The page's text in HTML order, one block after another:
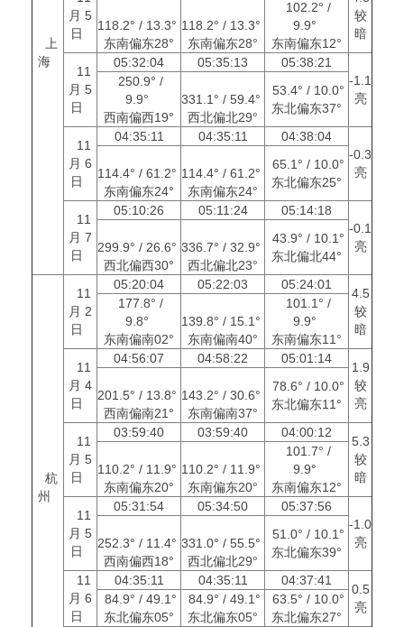
上
海
月 5
日
较
暗
118.2° / 13.3°
东南偏东28°
118.2° / 13.3°
东南偏东28°
102.2° /
9.9°
东南偏东12°
11
月 5
日
05:32:04 05:35:13
05:38:21
-1.1
亮
250.9° /
9.9°
西南偏西19°
331.1° / 59.4°
西北偏北29°
53.4° / 10.0°
东北偏东37°
11
月 6
日
04:35:11 04:35:11
04:38:04
-0.3
亮
114.4° / 61.2°
东南偏东24°
114.4° / 61.2°
东南偏东24°
65.1° / 10.0°
东北偏东25°
11
月 7
日
05:10:26 05:11:24
05:14:18
-0.1
亮
299.9° / 26.6°
西北偏西30°
336.7° / 32.9°
西北偏北23°
43.9° / 10.1°
东北偏北44°
杭
州
11
月 2
日
05:20:04 05:22:03 05:24:01
4.5
较
暗
177.8° /
9.8°
东南偏南02°
139.8° / 15.1°
东南偏南40°
101.1° /
9.9°
东南偏东11°
11
月 4
日
04:56:07 04:58:22 05:01:14
1.9
较
亮
201.5° / 13.8°
西南偏南21°
143.2° / 30.6°
东南偏南37°
78.6° / 10.0°
东北偏东11°
11
月 5
日
03:59:40 03:59:40 04:00:12
5.3
较
暗
110.2° / 11.9°
东南偏东20°
110.2° / 11.9°
东南偏东20°
101.7° /
9.9°
东南偏东12°
11
月 5
日
05:31:54 05:34:50
05:37:56
-1.0
亮
252.3° / 11.4°
西南偏西18°
331.0° / 55.5°
西北偏北29°
51.0° / 10.1°
东北偏东39°
11
月 6
日
04:35:11 04:35:11 04:37:41
0.5
亮
84.9° / 49.1°
东北偏东05°
84.9° / 49.1°
东北偏东05°
63.5° / 10.0°
东北偏东27°